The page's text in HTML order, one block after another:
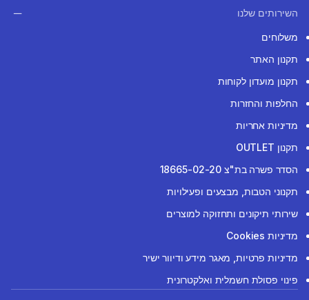
השירותים שלנו
משלוחים
תקנון האתר
תקנון מועדון לקוחות
החלפות והחזרות
מדיניות אחריות
תקנון OUTLET
הסדר פשרה בת"צ 18665-02-20
תקנוני הטבות, מבצעים ופעילויות
שירותי תיקונים ותחזוקה למוצרים
מדיניות Cookies
מדיניות פרטיות, מאגר מידע ודיוור ישיר
פינוי פסולת חשמלית ואלקטרונית